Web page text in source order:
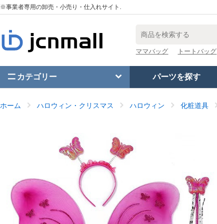
※事業者専用の卸売・小売り・仕入れサイト.
ママバッグ トートバッグ
カテゴリー パーツを探す
ホーム ハロウィン・クリスマス ハロウィン 化粧道具